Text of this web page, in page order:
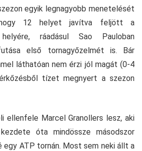
egyik legnagyobb menetelését
hogy 12 helyet javítva feljött a
ráadásul Sao Pauloban
első tornagyőzelmét is. Bár
láthatóan nem érzi jól magát (0-4
tízet megnyert a szezon
ellenfele Marcel Granollers lesz, aki
óta mindössze másodszor
ATP tornán. Most sem neki állt a